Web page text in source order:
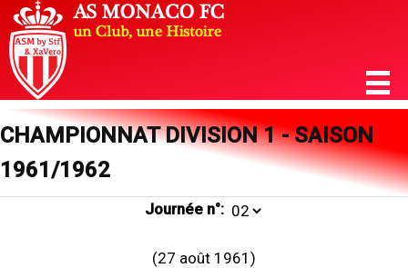
CHAMPIONNAT DIVISION 1 - SAISON
1961/1962
Journée n°:
(27 août 1961)